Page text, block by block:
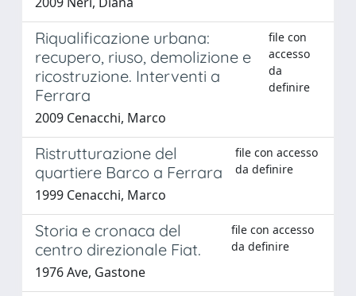
Riqualificazione urbana:
recupero, riuso, demolizione e
ricostruzione. Interventi a
Ferrara
file con
accesso
da
definire
2009 Cenacchi, Marco
Ristrutturazione del
quartiere Barco a Ferrara
file con accesso
da definire
1999 Cenacchi, Marco
Storia e cronaca del
centro direzionale Fiat.
file con accesso
da definire
1976 Ave, Gastone